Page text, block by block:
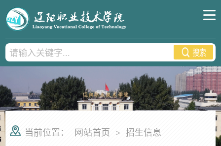
当前位置： 网站首页 > 招生信息